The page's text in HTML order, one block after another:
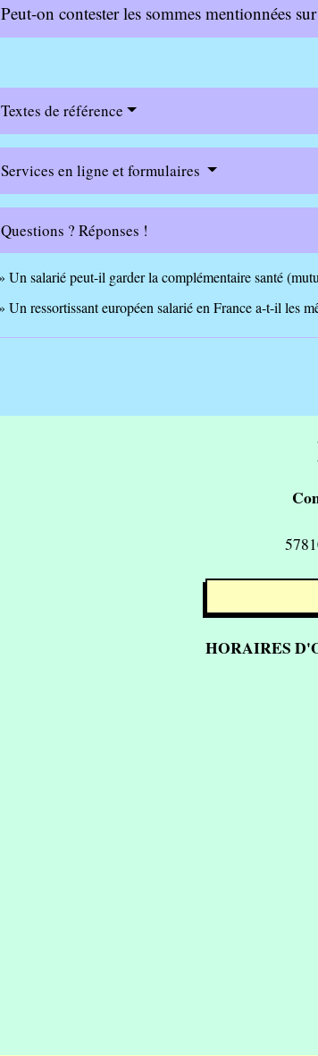
Peut-on contester les sommes mentionnées
Textes de référence
Services en ligne et formulaires
Questions ? Réponses !
Un salarié peut-il garder la complémentaire santé
Un ressortissant européen salarié en France a-t-il les
HORAIRES